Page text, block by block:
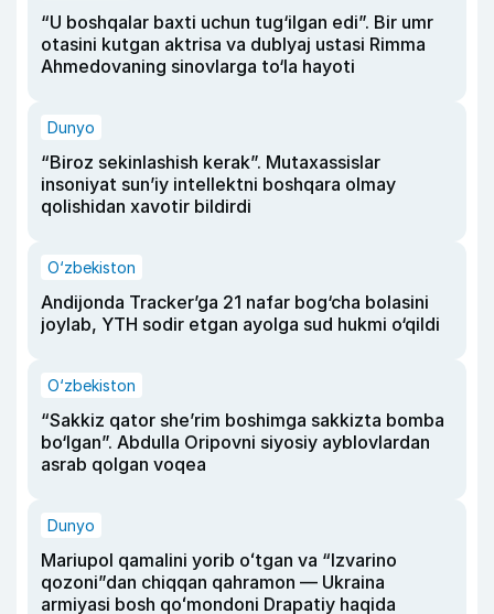
“U boshqalar baxti uchun tug‘ilgan edi”. Bir umr
otasini kutgan aktrisa va dublyaj ustasi Rimma
Ahmedovaning sinovlarga to‘la hayoti
Dunyo
“Biroz sekinlashish kerak”. Mutaxassislar
insoniyat sun’iy intellektni boshqara olmay
qolishidan xavotir bildirdi
O‘zbekiston
Andijonda Tracker’ga 21 nafar bog‘cha bolasini
joylab, YTH sodir etgan ayolga sud hukmi o‘qildi
O‘zbekiston
“Sakkiz qator she’rim boshimga sakkizta bomba
bo‘lgan”. Abdulla Oripovni siyosiy ayblovlardan
asrab qolgan voqea
Dunyo
Mariupol qamalini yorib oʻtgan va “Izvarino
qozoni”dan chiqqan qahramon — Ukraina
armiyasi bosh qoʻmondoni Drapatiy haqida